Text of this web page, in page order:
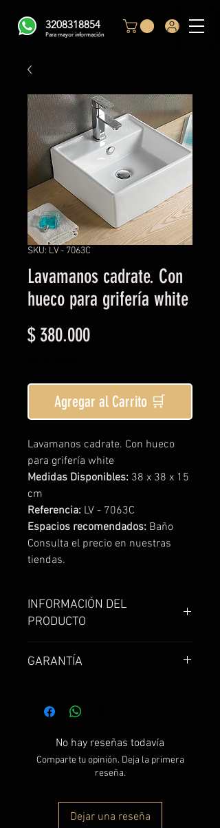
3208318854
Para mayor información
SKU: LV - 7063C
Lavamanos cadrate. Con
hueco para grifería white
$ 380.000Precio
Agregar al Carrito 🛒
Lavamanos cadrate. Con hueco
para grifería white
Medidas Disponibles: 38 x 38 x 15
cm
Referencia: LV - 7063C
Espacios recomendados: Baño
Consulta el precio en nuestras
tiendas.
INFORMACIÓN DEL
PRODUCTO
Lavamanos de sobreponer
cuadrado con rebose y base
GARANTÍA
No hay reseñas todavía
Comparte tu opinión. Deja la primera
reseña.
Dejar una reseña